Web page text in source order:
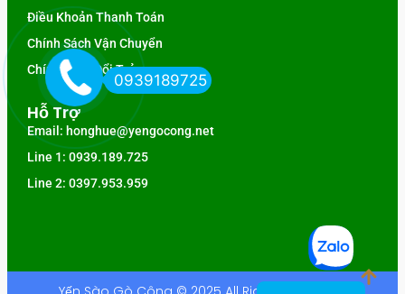
Điều Khoản Thanh Toán
Chính Sách Vận Chuyển
Chính Sách Đổi Trả
Hỗ Trợ
Email: honghue@yengocong.net
Line 1: 0939.189.725
Line 2: 0397.953.959
0939189725